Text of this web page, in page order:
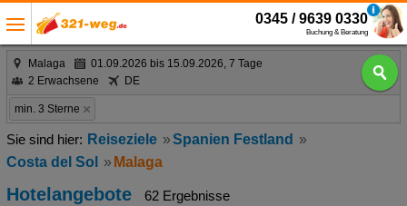
0345 / 9639 0330
Buchung & Beratung
Malaga
01.09.2026 bis 15.09.2026, 7 Tage
2 Erwachsene
DE
min. 3 Sterne
Reiseziele
Spanien Festland
Costa del Sol
Malaga
Hotelangebote 62 Ergebnisse